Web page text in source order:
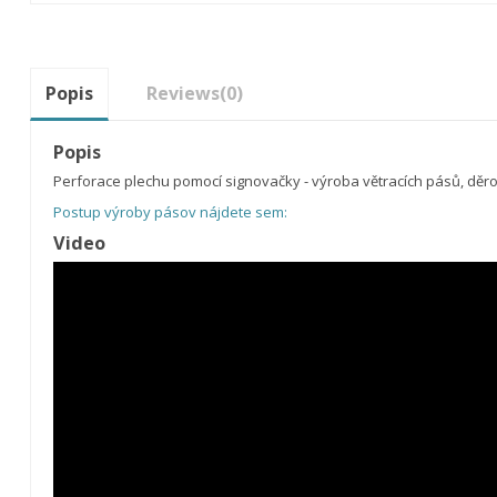
Popis Reviews(0)
Popis
Perforace plechu pomocí signovačky - výroba větracích pásů,
Postup výroby pásov nájdete sem:
Video